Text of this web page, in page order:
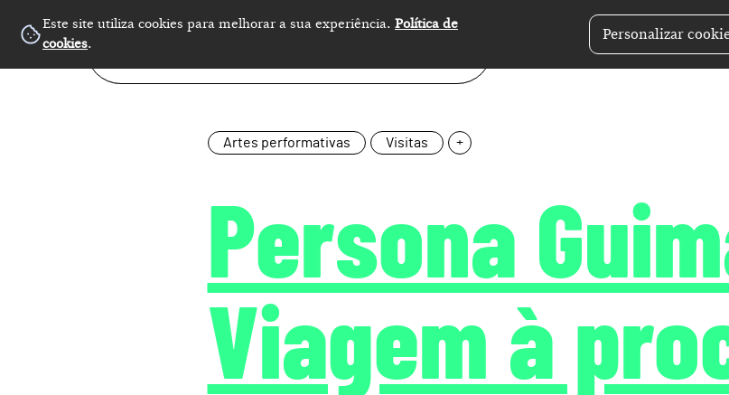
Este site utiliza cookies para melhorar a sua experiência. Política de
cookies.
Personalizar
Artes performativas Visitas +
Persona
Viagem à